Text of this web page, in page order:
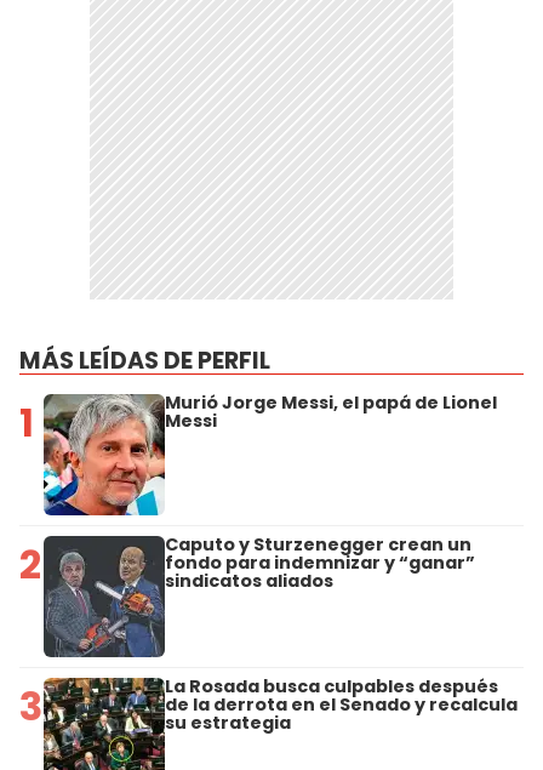
MÁS LEÍDAS DE PERFIL
1 Murió Jorge Messi, el papá de Lionel
Messi
2 Caputo y Sturzenegger crean un
fondo para indemnizar y “ganar”
sindicatos aliados
3 La Rosada busca culpables después
de la derrota en el Senado y recalcula
su estrategia